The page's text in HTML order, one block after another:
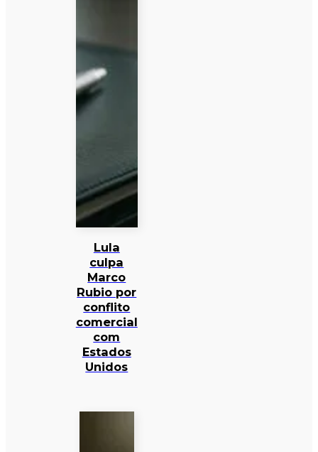
Lula
culpa
Marco
Rubio por
conflito
comercial
com
Estados
Unidos